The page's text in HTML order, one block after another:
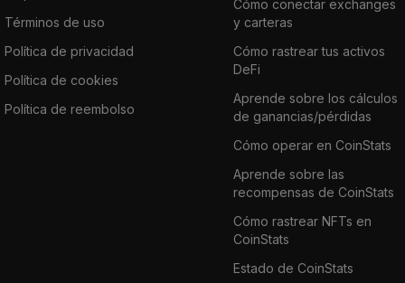
Términos de uso
Política de privacidad
Política de cookies
Política de reembolso
Cómo conectar exchanges
y carteras
Cómo rastrear tus activos
DeFi
Aprende sobre los cálculos
de ganancias/pérdidas
Cómo operar en CoinStats
Aprende sobre las
recompensas de CoinStats
Cómo rastrear NFTs en
CoinStats
Estado de CoinStats